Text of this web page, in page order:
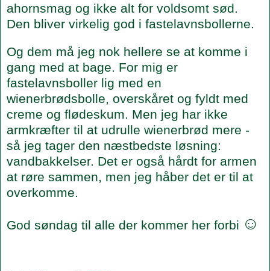
ahornsmag og ikke alt for voldsomt sød.
Den bliver virkelig god i fastelavnsbollerne.
Og dem må jeg nok hellere se at komme i
gang med at bage. For mig er
fastelavnsboller lig med en
wienerbrødsbolle, overskåret og fyldt med
creme og flødeskum. Men jeg har ikke
armkræfter til at udrulle wienerbrød mere -
så jeg tager den næstbedste løsning:
vandbakkelser. Det er også hårdt for armen
at røre sammen, men jeg håber det er til at
overkomme.
God søndag til alle der kommer her forbi ☺